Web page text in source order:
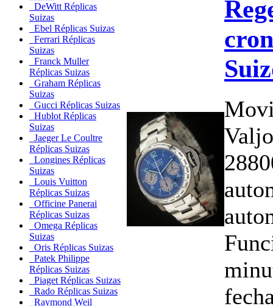
DeWitt Réplicas
Suizas
Ebel Réplicas Suizas
Ferrari Réplicas
Suizas
Franck Muller
Réplicas Suizas
Graham Réplicas
Suizas
Gucci Réplicas Suizas
Hublot Réplicas
Suizas
Jaeger Le Coultre
Réplicas Suizas
Longines Réplicas
Suizas
Louis Vuitton
Réplicas Suizas
Officine Panerai
Réplicas Suizas
Omega Réplicas
Suizas
Oris Réplicas Suizas
Patek Philippe
Réplicas Suizas
Piaget Réplicas Suizas
Rado Réplicas Suizas
Raymond Weil